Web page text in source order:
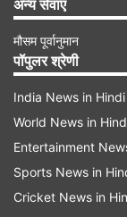
भारतीय राष्ट्रीय
लिए विस्तृत
प्रक्रिया शुरू
अन्य सेवाएं
मौसम पूर्वानुमान
पॉपुलर श्रेणी
India News in Hindi
World News in
Entertainment
Sports News in
Cricket News in